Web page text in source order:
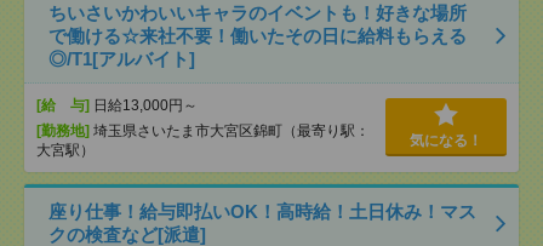
ちいさいかわいいキャラのイベントも！好きな場所
で働ける☆来社不要！働いたその日に給料もらえる
◎/T1[アルバイト]
[給 与] 日給13,000円～
[勤務地] 埼玉県さいたま市大宮区錦町（最寄り駅：
大宮駅）
気になる！
座り仕事！給与即払いOK！高時給！土日休み！マス
クの検査など[派遣]